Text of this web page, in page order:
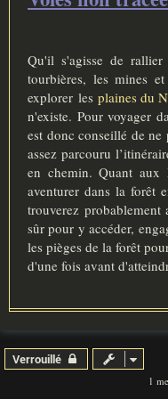
Qu'il s'agisse de
tourbières, les mines
explorer lesplaines du
n'existe. Pour voyager
est donc conseillé de ne
assez parcouru
en chemin. Quant aux
aventurer dans la forêt
trouverez
sûr pour y accéder,
les pièges de la forêt
d'une fois avant
Verrouillé
1